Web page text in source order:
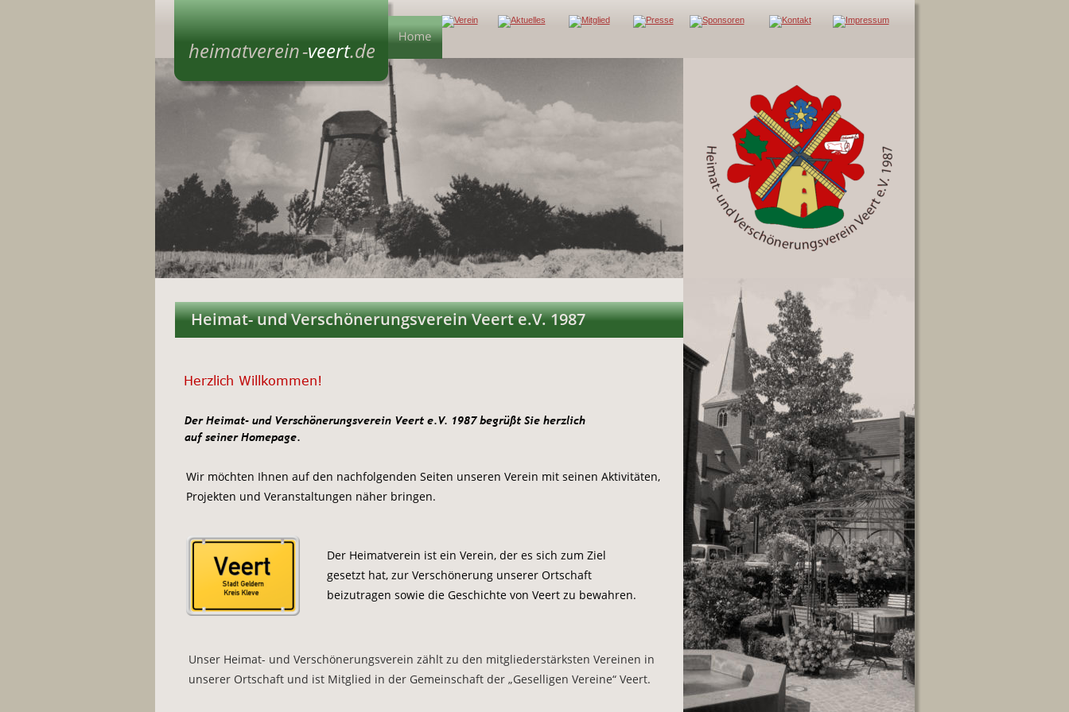
Herzlich Willkommen!
Heimat- und Verschönerungsverein Veert e.V. 1987
heimatverein -veert.de
Unser Heimat- und Verschönerungsverein zählt zu den mitgliederstärksten Vereinen in
unserer Ortschaft und ist Mitglied in der Gemeinschaft der „Geselligen Vereine“ Veert.
Der Heimat- und Verschönerungsverein Veert e.V. 1987 begrüßt Sie herzlich
auf seiner Homepage.
Wir möchten Ihnen auf den nachfolgenden Seiten unseren Verein mit seinen Aktivitäten,
Projekten und Veranstaltungen näher bringen.
Der Heimatverein ist ein Verein, der es sich zum Ziel
gesetzt hat, zur Verschönerung unserer Ortschaft
beizutragen sowie die Geschichte von Veert zu bewahren.